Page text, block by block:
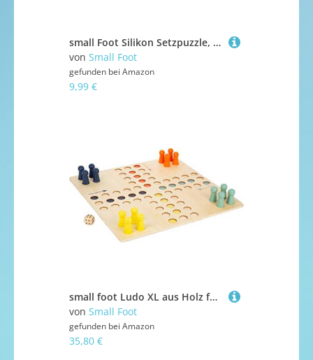
small Foot Silikon Setzpuzzle, 4-teiliges Steckspiel, BPA-frei, Wasserspielzeug, Motorikspielzeug für Babys ab 1 Jahr, 12752
von Small Foot
gefunden bei Amazon
9,99 €
small foot Ludo XL aus Holz für Vier Spieler, Gesellschaftsspiel für die ganze Familie im Großformat, ab 4 Jahren, 11783, Nee
von Small Foot
gefunden bei Amazon
35,80 €